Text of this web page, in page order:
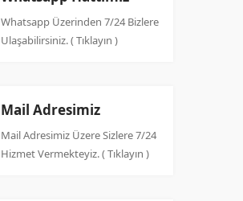
Whatsapp Üzerinden 7/24 Bizlere
Ulaşabilirsiniz. ( Tıklayın )
Mail Adresimiz
Mail Adresimiz Üzere Sizlere 7/24
Hizmet Vermekteyiz. ( Tıklayın )